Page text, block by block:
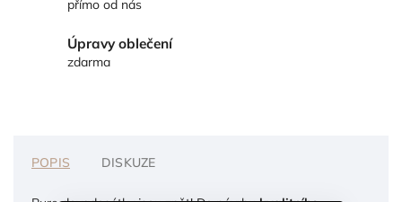
přímo od nás
Úpravy oblečení
zdarma
POPIS DISKUZE